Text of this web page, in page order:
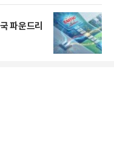
파운드리